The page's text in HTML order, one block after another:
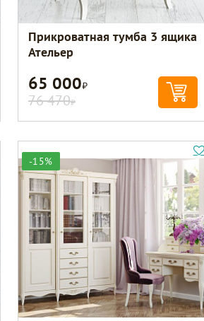
Прикроватная тумба 3 ящика
Ательер
65 000Р
76 470Р
-15%